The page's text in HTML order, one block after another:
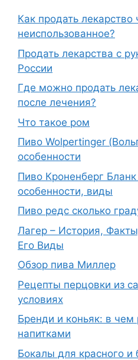
Как продать лекарство
неиспользованное?
Продать лекарства с
России
Где можно продать
после лечения?
Что такое ром
Пиво Wolpertinger
особенности
Пиво Кроненберг
особенности, виды
Пиво редс сколько
Лагер – История,
Его Виды
Обзор пива Миллер
Рецепты перцовки из
условиях
Бренди и коньяк: в
напитками
Бокалы для красного и